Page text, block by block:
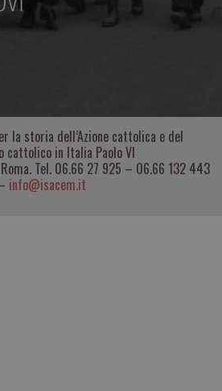
la storia dell’Azione cattolica e del
cattolico in Italia Paolo VI
Tel. 06.66 27 925 – 06.66 132 443
info@isacem.it